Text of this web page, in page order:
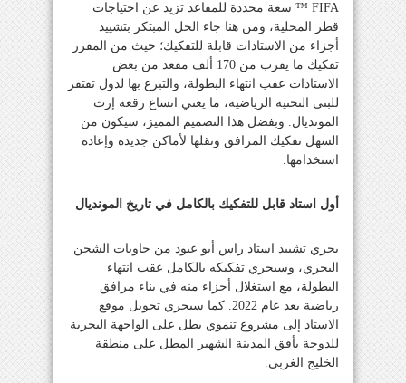
FIFA ™ سعة محددة للمقاعد تزيد عن احتياجات
قطر المحلية، ومن هنا جاء الحل المبتكر بتشييد
أجزاء من الاستادات قابلة للتفكيك؛ حيث من المقرر
تفكيك ما يقرب من 170 ألف مقعد من بعض
الاستادات عقب انتهاء البطولة، والتبرع بها لدول تفتقر
للبنى التحتية الرياضية، ما يعني اتساع رقعة إرث
المونديال. وبفضل هذا التصميم المميز، سيكون من
السهل تفكيك المرافق ونقلها لأماكن جديدة وإعادة
استخدامها.
أول استاد قابل للتفكيك بالكامل في تاريخ المونديال
يجري تشييد استاد راس أبو عبود من حاويات الشحن
البحري، وسيجري تفكيكه بالكامل عقب انتهاء
البطولة، مع استغلال أجزاء منه في بناء مرافق
رياضية بعد عام 2022. كما سيجري تحويل موقع
الاستاد إلى مشروع تنموي يطل على الواجهة البحرية
للدوحة بأفق المدينة الشهير المطل على منطقة
الخليج الغربي.